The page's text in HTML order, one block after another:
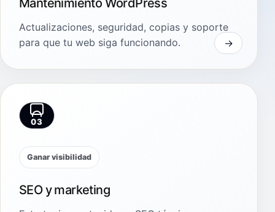
Mantenimiento WordPress
Actualizaciones, seguridad, copias y soporte
para que tu web siga funcionando.
03
Ganar visibilidad
SEO y marketing